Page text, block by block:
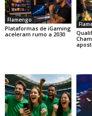
Flamengo
Plataformas de iGaming
aceleram rumo a 2030